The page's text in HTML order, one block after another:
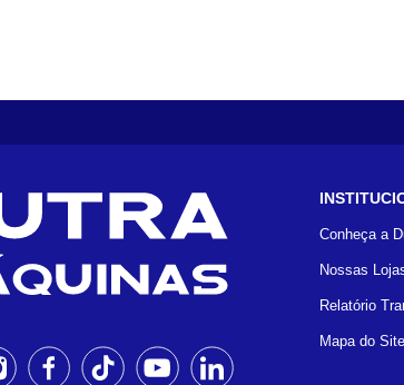
Conheça a
Nossas
Relatório
Mapa do Site